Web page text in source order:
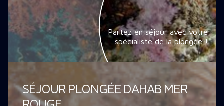
Partez en séjour avec votre
spécialiste de la plongée !
SÉJOUR PLONGÉE DAHAB MER
ROUGE